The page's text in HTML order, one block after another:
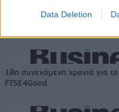
Data Deletion
18η συνεχόμενη χρονιά για
FTSE4Good